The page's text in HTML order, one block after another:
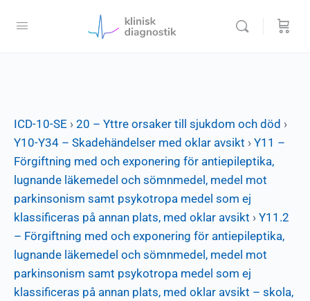
ICD-10-SE › 20 – Yttre orsaker till sjukdom och död ›
Y10-Y34 – Skadehändelser med oklar avsikt › Y11 –
Förgiftning med och exponering för antiepileptika,
lugnande läkemedel och sömnmedel, medel mot
parkinsonism samt psykotropa medel som ej
klassificeras på annan plats, med oklar avsikt › Y11.2
– Förgiftning med och exponering för antiepileptika,
lugnande läkemedel och sömnmedel, medel mot
parkinsonism samt psykotropa medel som ej
klassificeras på annan plats, med oklar avsikt – skola,